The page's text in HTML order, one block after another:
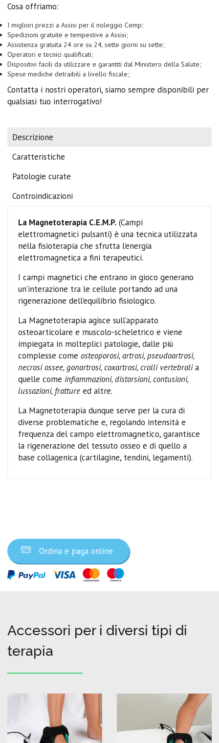
Cosa offriamo:
I migliori prezzi a Assisi per il noleggio Cemp;
Spedizioni gratuite e tempestive a Assisi;
Assistenza gratuita 24 ore su 24, sette giorni su sette;
Operatori e tecnici qualificati;
Dispositivi facili da utilizzare e garantiti dal Ministero della Salute;
Spese mediche detraibili a livello fiscale;
Contatta i nostri operatori, siamo sempre disponibili per
qualsiasi tuo interrogativo!
Descrizione
Caratteristiche
Patologie curate
Controindicazioni
La Magnetoterapia C.E.M.P. (Campi
elettromagnetici pulsanti) è una tecnica utilizzata
nella fisioterapia che sfrutta l’energia
elettromagnetica a fini terapeutici.
I campi magnetici che entrano in gioco generano
un’interazione tra le cellule portando ad una
rigenerazione dell’equilibrio fisiologico.
La Magnetoterapia agisce sull’apparato
osteoarticolare e muscolo-scheletrico e viene
impiegata in molteplici patologie, dalle più
complesse come osteoporosi, artrosi, pseudoartrosi,
necrosi ossee, gonartrosi, coxartrosi, crolli vertebralia
quelle come infiammazioni, distorsioni, contusioni,
lussazioni, fratture ed altre.
La Magnetoterapia dunque serve per la cura di
diverse problematiche e, regolando intensità e
frequenza del campo elettromagnetico, garantisce
la rigenerazione del tessuto osseo e di quello a
base collagenica (cartilagine, tendini, legamenti).
Ordina e paga online
Accessori per i diversi tipi di
terapia